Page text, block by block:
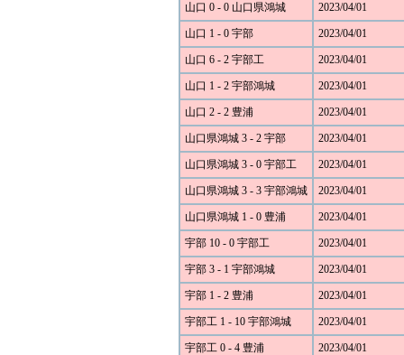
山口 0 - 0 山口県鴻城 2023/04/01
山口 1 - 0 宇部 2023/04/01
山口 6 - 2 宇部工 2023/04/01
山口 1 - 2 宇部鴻城 2023/04/01
山口 2 - 2 豊浦 2023/04/01
山口県鴻城 3 - 2 宇部 2023/04/01
山口県鴻城 3 - 0 宇部工 2023/04/01
山口県鴻城 3 - 3 宇部鴻城 2023/04/01
山口県鴻城 1 - 0 豊浦 2023/04/01
宇部 10 - 0 宇部工 2023/04/01
宇部 3 - 1 宇部鴻城 2023/04/01
宇部 1 - 2 豊浦 2023/04/01
宇部工 1 - 10 宇部鴻城 2023/04/01
宇部工 0 - 4 豊浦 2023/04/01